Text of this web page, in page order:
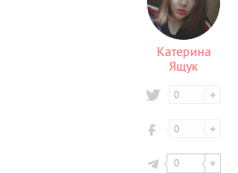
Катерина
Ящук
0
0
0